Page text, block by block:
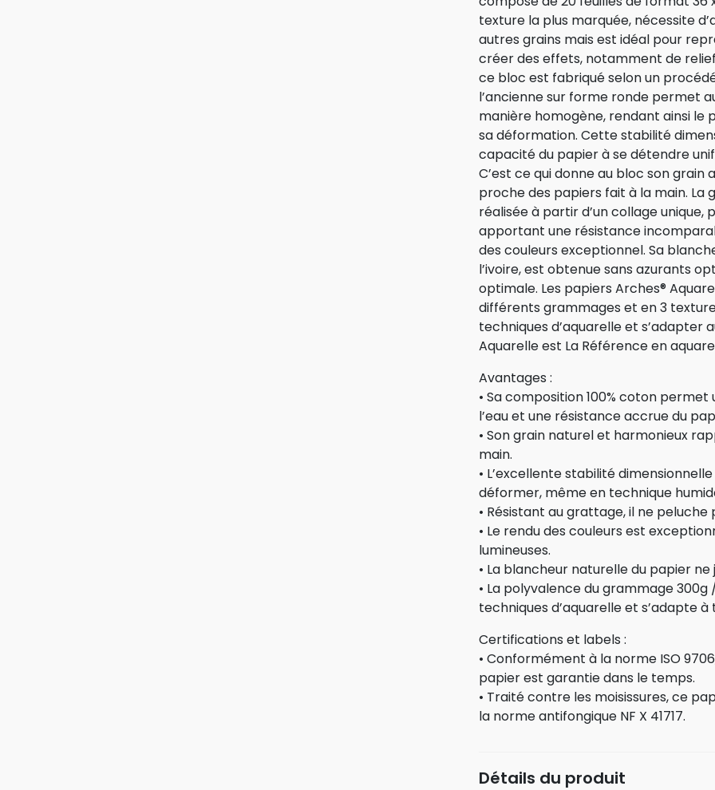
texture la plus marquée, nécessite
autres grains mais est idéal pour
créer des effets, notamment de
ce bloc est fabriqué selon un
l’ancienne sur forme ronde permet
manière homogène, rendant ainsi le
sa déformation. Cette stabilité
capacité du papier à se détendre
C’est ce qui donne au bloc son
proche des papiers fait à la main. La
réalisée à partir d’un collage unique,
apportant une résistance
des couleurs exceptionnel. Sa
l’ivoire, est obtenue sans azurants
optimale. Les papiers Arches®
différents grammages et en 3
techniques d’aquarelle et s’adapter
Aquarelle est La Référence en
Avantages :
• Sa composition 100% coton
l’eau et une résistance accrue du
• Son grain naturel et harmonieux
main.
• L’excellente stabilité
déformer, même en technique
• Résistant au grattage, il ne peluche
• Le rendu des couleurs est
lumineuses.
• La blancheur naturelle du papier
• La polyvalence du grammage 300g
techniques d’aquarelle et s’adapte à
Certifications et labels :
• Conformément à la norme ISO
papier est garantie dans le temps.
• Traité contre les moisissures, ce
la norme antifongique NF X 41717.
Détails du produit